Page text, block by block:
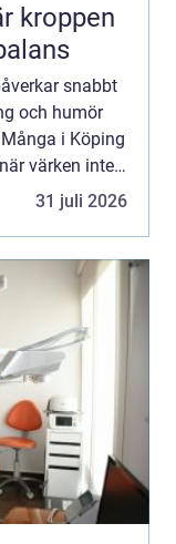
snabbt
och humör
i Köping
värken inte
31 juli 2026